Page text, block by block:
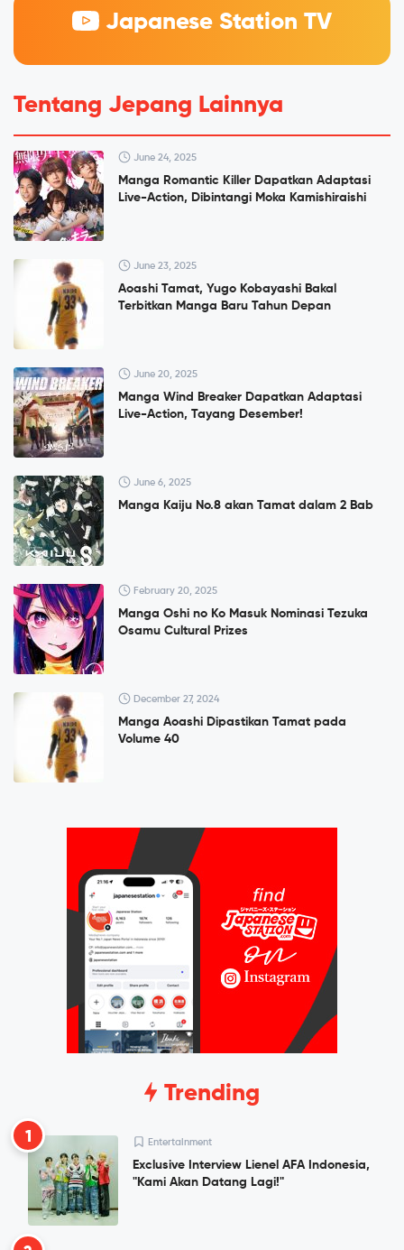
Japanese Station TV
Tentang Jepang Lainnya
June 24, 2025
Manga Romantic Killer Dapatkan Adaptasi
Live-Action, Dibintangi Moka Kamishiraishi
June 23, 2025
Aoashi Tamat, Yugo Kobayashi Bakal
Terbitkan Manga Baru Tahun Depan
June 20, 2025
Manga Wind Breaker Dapatkan Adaptasi
Live-Action, Tayang Desember!
June 6, 2025
Manga Kaiju No.8 akan Tamat dalam 2 Bab
February 20, 2025
Manga Oshi no Ko Masuk Nominasi Tezuka
Osamu Cultural Prizes
December 27, 2024
Manga Aoashi Dipastikan Tamat pada
Volume 40
Trending
1 Entertainment
Exclusive Interview Lienel AFA Indonesia,
"Kami Akan Datang Lagi!"